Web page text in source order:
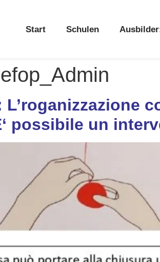
Start Schulen
L’roganizzazione
possibile un